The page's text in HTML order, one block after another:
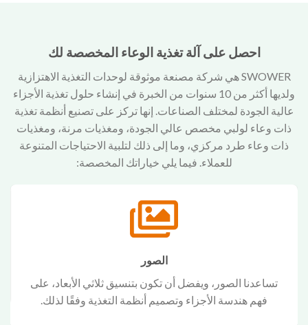
احصل على آلة تغذية الوعاء المخصصة لك
SWOWER هي شركة مصنعة موثوقة لوحدات التغذية الاهتزازية
ولديها أكثر من 10 سنوات من الخبرة في إنشاء حلول تغذية الأجزاء
عالية الجودة لمختلف الصناعات. إنها تركز على تصنيع أنظمة تغذية
ذات وعاء لولبي مخصص عالي الجودة، ومغذيات مرنة، ومغذيات
ذات وعاء طرد مركزي، وما إلى ذلك لتلبية الاحتياجات المتنوعة
للعملاء. فيما يلي خياراتك المخصصة:
الصور
تساعدنا الصور، ويفضل أن تكون بتنسيق ثلاثي الأبعاد، على
فهم هندسة الأجزاء وتصميم أنظمة التغذية وفقًا لذلك.